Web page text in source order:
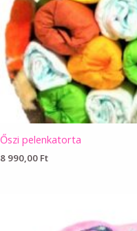
Őszi pelenkatorta
8 990,00 Ft